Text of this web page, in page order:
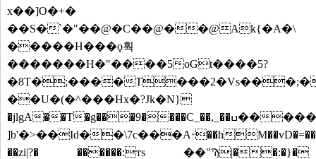
x��]O�+�
��S�`�"��@�C��@��@Ak{�A�\
�����H���ϙ훡
�������H�"����5oGt����5?
�8T�;����T���2
��U�(�^���Hx�?Jk�Ν}
�jlgA��T�g���9����C_��,_��ߎ�������O���������4���~�2'�����1F
]b'�>��Id��\7c���A࠰��hM��vD�=��,��1Ck�C����W�����6@@��
��zi|?� ������:тs ��"Ϡ|��:�}�